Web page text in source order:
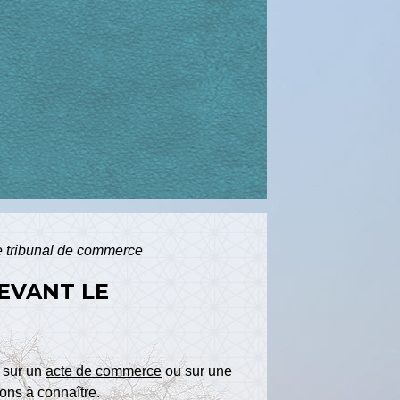
tribunal de commerce
LE
sur unacte de commerceou sur une
à connaître.